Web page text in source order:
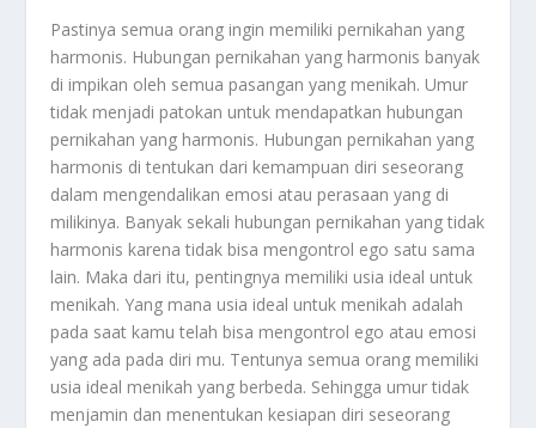
Pastinya semua orang ingin memiliki pernikahan yang
harmonis. Hubungan pernikahan yang harmonis banyak
di impikan oleh semua pasangan yang menikah. Umur
tidak menjadi patokan untuk mendapatkan hubungan
pernikahan yang harmonis. Hubungan pernikahan yang
harmonis di tentukan dari kemampuan diri seseorang
dalam mengendalikan emosi atau perasaan yang di
milikinya. Banyak sekali hubungan pernikahan yang tidak
harmonis karena tidak bisa mengontrol ego satu sama
lain. Maka dari itu, pentingnya memiliki usia ideal untuk
menikah. Yang mana usia ideal untuk menikah adalah
pada saat kamu telah bisa mengontrol ego atau emosi
yang ada pada diri mu. Tentunya semua orang memiliki
usia ideal menikah yang berbeda. Sehingga umur tidak
menjamin dan menentukan kesiapan diri seseorang